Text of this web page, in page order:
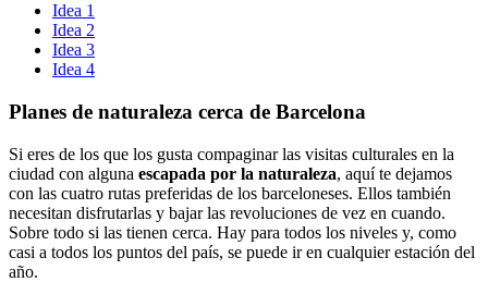
Idea 1
Idea 2
Idea 3
Idea 4
Planes de naturaleza cerca de Barcelona
Si eres de los que los gusta compaginar las visitas culturales en la
ciudad con alguna escapada por la naturaleza, aquí te dejamos
con las cuatro rutas preferidas de los barceloneses. Ellos también
necesitan disfrutarlas y bajar las revoluciones de vez en cuando.
Sobre todo si las tienen cerca. Hay para todos los niveles y, como
casi a todos los puntos del país, se puede ir en cualquier estación del
año.